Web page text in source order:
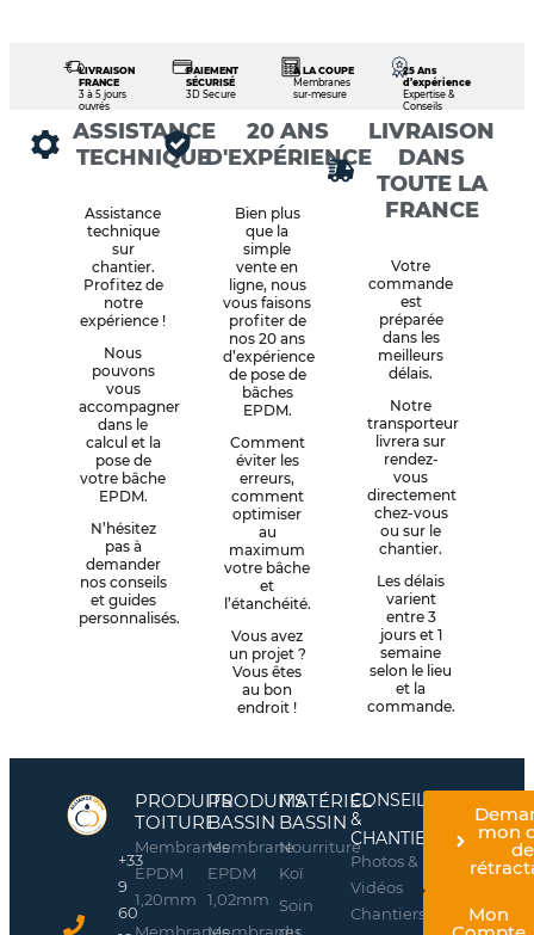
LIVRAISON
FRANCE
3 à 5 jours
ouvrés
PAIEMENT
SÉCURISÉ
3D Secure
À LA COUPE
Membranes
sur-mesure
25 Ans
d’expérience
Expertise &
Conseils
ASSISTANCE
TECHNIQUE
Assistance
technique
sur
chantier.
Profitez de
notre
expérience !
Nous
pouvons
vous
accompagner
dans le
calcul et la
pose de
votre bâche
EPDM.
N’hésitez
pas à
demander
nos conseils
et guides
personnalisés.
20 ANS
D'EXPÉRIENCE
Bien plus
que la
simple
vente en
ligne, nous
vous faisons
profiter de
nos 20 ans
d’expérience
de pose de
bâches
EPDM.
Comment
éviter les
erreurs,
comment
optimiser
au
maximum
votre bâche
et
l’étanchéité.
Vous avez
un projet ?
Vous êtes
au bon
endroit !
LIVRAISON
DANS
TOUTE LA
FRANCE
Votre
commande
est
préparée
dans les
meilleurs
délais.
Notre
transporteur
livrera sur
rendez-
vous
directement
chez-vous
ou sur le
chantier.
Les délais
varient
entre 3
jours et 1
semaine
selon le lieu
et la
commande.
+33
9
60
PRODUITS
TOITURE
Membranes
EPDM
1,20mm
PRODUITS
BASSIN
Membrane
EPDM
1,02mm
MATÉRIEL
BASSIN
Nourriture
Koï
Soin
CONSEILS
&
CHANTIERS
Photos &
Vidéos
Chantiers
mon
de
Mon